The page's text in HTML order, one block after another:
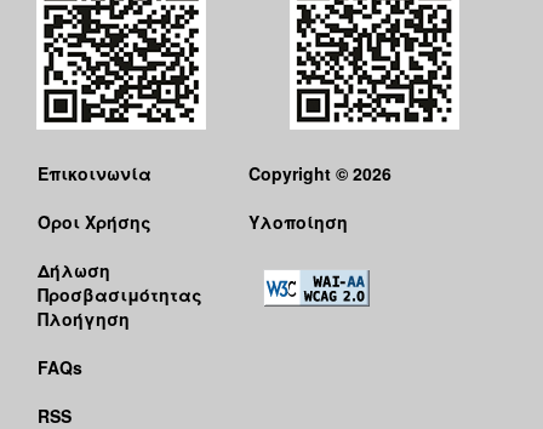
Επικοινωνία
Όροι Χρήσης
Δήλωση
Προσβασιμότητας
Πλοήγηση
FAQs
RSS
Copyright © 2026
Υλοποίηση